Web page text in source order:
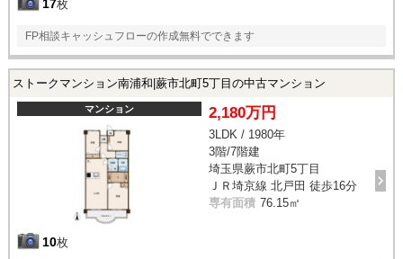
17枚
FP相談キャッシュフローの作成無料でできます
ストークマンション南浦和|蕨市北町5丁目の中古マンション
マンション
10枚
2,180万円
3LDK / 1980年
3階/7階建
埼玉県蕨市北町5丁目
ＪＲ埼京線 北戸田 徒歩16分
専有面積 76.15㎡